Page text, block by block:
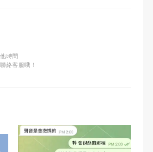
時間
絡客服哦！